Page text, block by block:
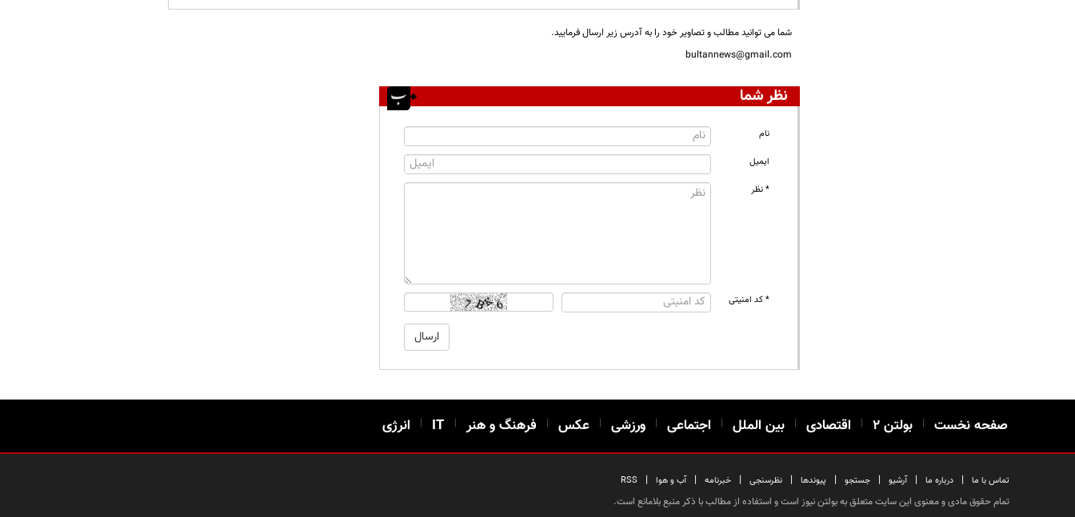
شما می توانید مطالب و تصاویر خود را به آدرس زیر ارسال فرمایید.
bultannews@gmail.com
نظر شما
نام
ایمیل
* نظر
* کد امنیتی
صفحه نخست | بولتن ۲ | اقتصادی | بین الملل | اجتماعی | ورزشی | عکس | فرهنگ و هنر |
IT
| انرژی
تماس با ما | درباره ما | آرشیو | جستجو | پیوندها | نظرسنجی | خبرنامه | آب و هوا |
RSS
تمام حقوق مادی و معنوی این سایت متعلق به بولتن نیوز است و استفاده از مطالب با ذکر منبع بلامانع است.